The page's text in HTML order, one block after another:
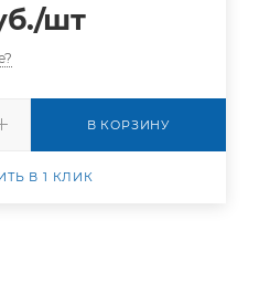
/шт
В КОРЗИНУ
В 1 КЛИК